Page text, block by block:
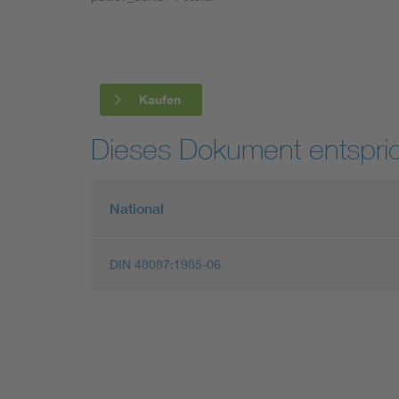
Mobility
Kaufen
Dieses Dokument
National
DIN 48087:1985-06